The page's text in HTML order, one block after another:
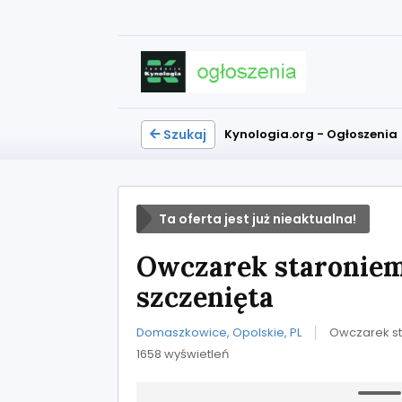
Szukaj Kynologia.org - Ogłoszenia
Ta oferta jest już nieaktualna!
Owczarek
szczenięta
Domaszkowice, Opolskie, PL
Owczarek
1658 wyświetleń